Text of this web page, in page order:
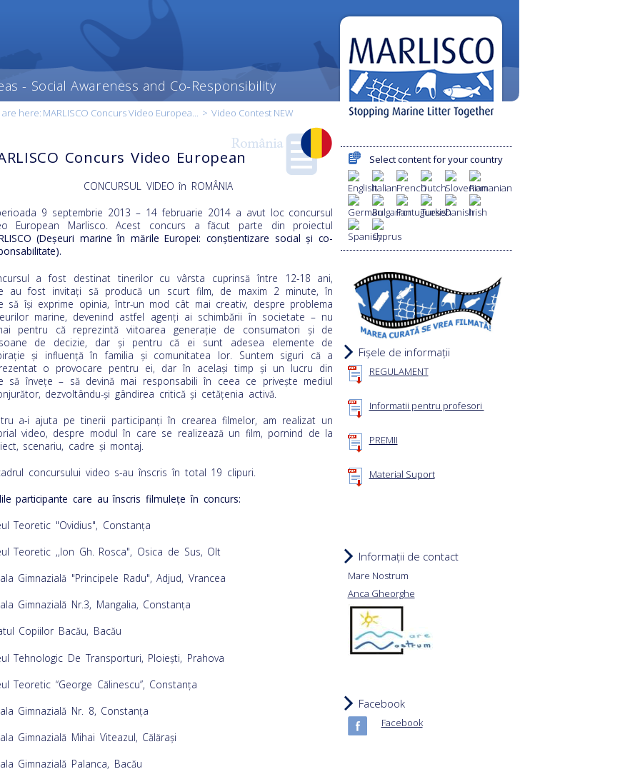
- Social Awareness and Co-Responsibility
are here: MARLISCO Concurs Video Europea... > Video Contest NEW
Concurs Video European
CONCURSUL VIDEO în ROMÂNIA
9 septembrie 2013 – 14 februarie 2014 a avut loc concursul
European Marlisco. Acest concurs a făcut parte din proiectul
(Deșeuri marine în mările Europei: conștientizare social și co-
a fost destinat tinerilor cu vârsta cuprinsă între 12-18 ani,
au fost invitați să producă un scurt film, de maxim 2 minute, în
să îşi exprime opinia, într-un mod cât mai creativ, despre problema
marine, devenind astfel agenţi ai schimbării în societate – nu
pentru că reprezintă viitoarea generaţie de consumatori şi de
de decizie, dar şi pentru că ei sunt adesea elemente de
şi influenţă în familia şi comunitatea lor. Suntem siguri că a
o provocare pentru ei, dar în același timp și un lucru din
să învețe – să devină mai responsabili în ceea ce privește mediul
dezvoltându-și gândirea critică şi cetăţenia activă.
a-i ajuta pe tinerii participanți în crearea filmelor, am realizat un
video, despre modul în care se realizează un film, pornind de la
scenariu, cadre și montaj.
concursului video s-au înscris în total 19 clipuri.
participante care au înscris filmulețe în concurs:
Teoretic "Ovidius", Constanța
Teoretic ,,Ion Gh. Rosca", Osica de Sus, Olt
Gimnazială "Principele Radu", Adjud, Vrancea
Gimnazială Nr.3, Mangalia, Constanța
Copiilor Bacău, Bacău
Tehnologic De Transporturi, Ploiești, Prahova
Teoretic “George Călinescu”, Constanța
Gimnazială Nr. 8, Constanța
Gimnazială Mihai Viteazul, Călărași
Gimnazială Palanca, Bacău
Select content for your country
Fișele de informații
REGULAMENT
Informatii pentru profesori
PREMII
Material Suport
Informații de contact
Mare Nostrum
Anca Gheorghe
Facebook
Facebook